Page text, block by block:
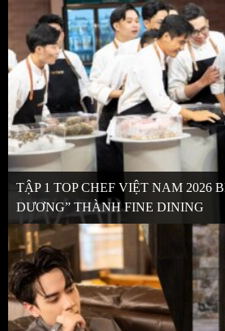
TẬP 1 TOP CHEF VIỆT NAM 2026
DƯƠNG” THÀNH FINE DINING